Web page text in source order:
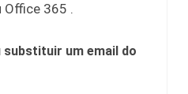
365 .
substituir um email do